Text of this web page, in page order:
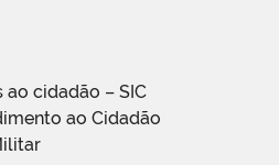
cidadão – SIC
ao Cidadão